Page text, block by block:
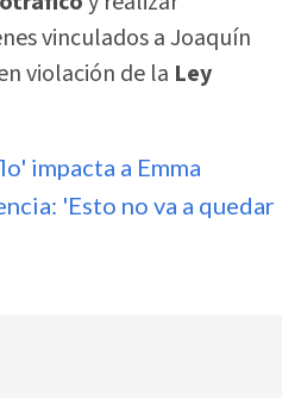
vinculados a Joaquín
violación de la Ley
impacta a Emma
'Esto no va a quedar